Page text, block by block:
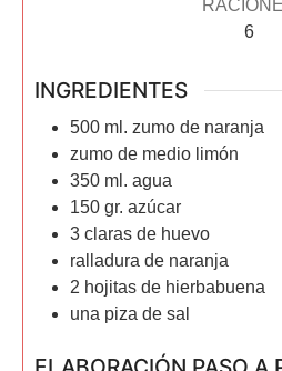
6
INGREDIENTES
500 ml. zumo de naranja
zumo de medio limón
350 ml. agua
150 gr. azúcar
3 claras de huevo
ralladura de naranja
2 hojitas de hierbabuena
una piza de sal